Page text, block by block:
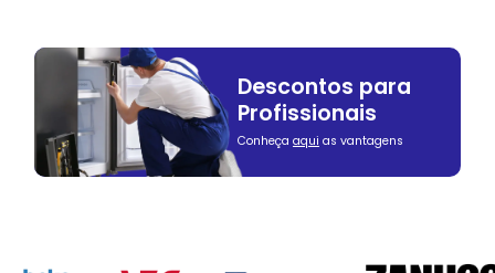
Descontos para
Profissionais
Conheça aqui as vantagens